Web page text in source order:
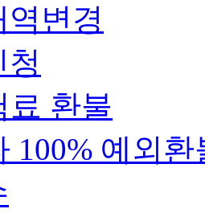
역변경
청
료 환불
100% 예외환